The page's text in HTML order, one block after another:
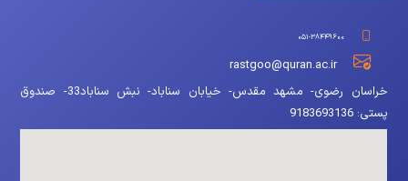
۰۵۱-۳۸۴۴۹۶۰۰
rastgoo@quran.ac.ir
خراسان رضوی- مشهد مقدس- خیابان سناباد- نبش سناباد33- صندوق
پستی: 9183693136